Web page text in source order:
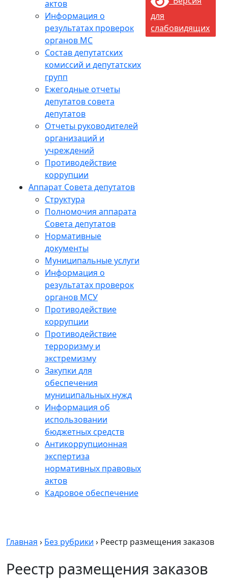
актов
Информация о
результатах проверок
органов МС
Состав депутатских
комиссий и депутатских
групп
Ежегодные отчеты
депутатов совета
депутатов
Отчеты руководителей
организаций и
учреждений
Противодействие
коррупции
Аппарат Совета депутатов
Структура
Полномочия аппарата
Совета депутатов
Нормативные
документы
Муниципальные услуги
Информация о
результатах проверок
органов МСУ
Противодействие
коррупции
Противодействие
терроризму и
экстремизму
Закупки для
обеспечения
муниципальных нужд
Информация об
использовании
бюджетных средств
Антикоррупционная
экспертиза
нормативных правовых
актов
Кадровое обеспечение
для
слабовидящих
Главная › Без рубрики › Реестр размещения заказов
Реестр размещения заказов